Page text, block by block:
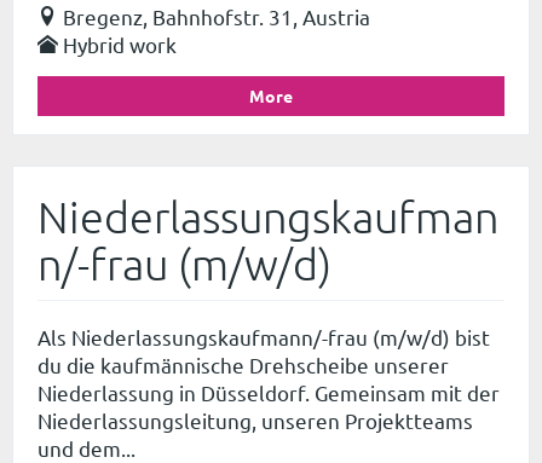
Bregenz, Bahnhofstr. 31, Austria
Hybrid work
More
Niederlassungskaufman
n/-frau (m/w/d)
Als Niederlassungskaufmann/-frau (m/w/d) bist
du die kaufmännische Drehscheibe unserer
Niederlassung in Düsseldorf. Gemeinsam mit der
Niederlassungsleitung, unseren Projektteams
und dem...